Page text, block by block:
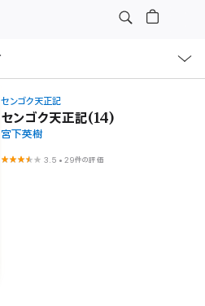
センゴク天正記
センゴク天正記(14)
宮下英樹
3.5 •29件の評価